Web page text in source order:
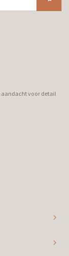
aandacht voor detail